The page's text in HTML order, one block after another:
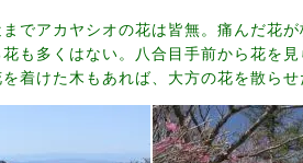
でアカヤシオの花は皆無。痛んだ花
も多くはない。八合目手前から花を
着けた木もあれば、大方の花を散ら